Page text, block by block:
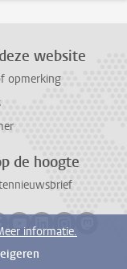
website
opmerking
de hoogte
informatie.